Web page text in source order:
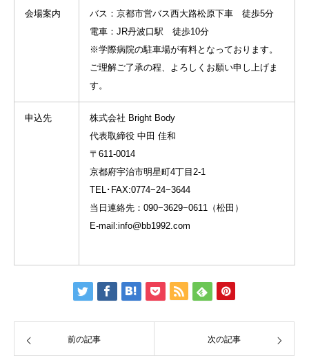
会場案内
バス：京都市営バス西大路松原下車 徒歩5分
電車：JR丹波口駅 徒歩10分
※学際病院の駐車場が有料となっております。
ご理解ご了承の程、よろしくお願い申し上げま
す。
申込先
株式会社 Bright Body
代表取締役 中田 佳和
〒611-0014
京都府宇治市明星町4丁目2-1
TEL･FAX:0774−24−3644
当日連絡先：090−3629−0611（松田）
E-mail:info@bb1992.com
前の記事 次の記事